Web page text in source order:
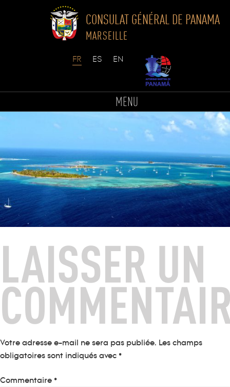
to
CONSULAT GÉNÉRAL DE PANAMA
MARSEILLE
MENU
LAISSER UN
Votre adresse e-mail ne sera pas publiée. Les champs
obligatoires sont indiqués avec *
Commentaire *